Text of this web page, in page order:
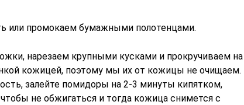
или промокаем бумажными полотенцами.
нарезаем крупными кусками и прокручиваем на
кожицей, поэтому мы их от кожицы не очищаем.
залейте помидоры на 2-3 минуты кипятком,
не обжигаться и тогда кожица снимется с